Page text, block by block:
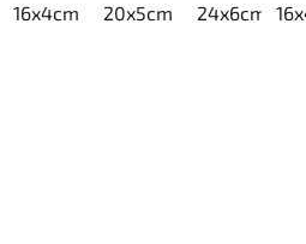
16x4cm 20x5cm 24x6cm